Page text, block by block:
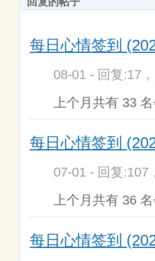
每日心情签到
08-01 - 回复:17
上个月共有 33
每日心情签到
07-01 - 回复
上个月共有 36
每日心情签到